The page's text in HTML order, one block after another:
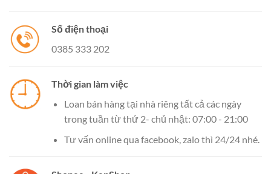
Số điện thoại
0385 333 202
Thời gian làm việc
Loan bán hàng tại nhà riêng tất cả các ngày
trong tuần từ thứ 2- chủ nhật: 07:00 - 21:00
Tư vấn online qua facebook, zalo thì 24/24 nhé.